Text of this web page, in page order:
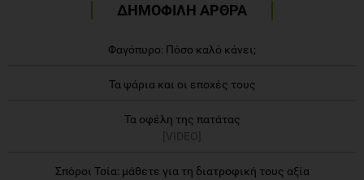
ΔΗΜΟΦΙΛΗ ΑΡΘΡΑ
Φαγόπυρο: Πόσο καλό κάνει;
Τα ψάρια και οι εποχές τους
Τα οφέλη της πατάτας
[VIDEO]
Σπόροι Τσία: μάθετε για τη διατροφική τους αξία